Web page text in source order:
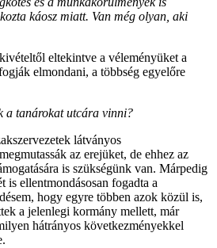
káosz miatt. Van még olyan, aki
eltekintve a véleményüket a
elmondani, a többség egyelőre
a tanárokat utcára vinni?
látványos
az erejüket, de ehhez az
is szükségünk van. Márpedig
is ellentmondásosan fogadta a
hogy egyre többen azok közül is,
a jelenlegi kormány mellett, már
hátrányos következményekkel